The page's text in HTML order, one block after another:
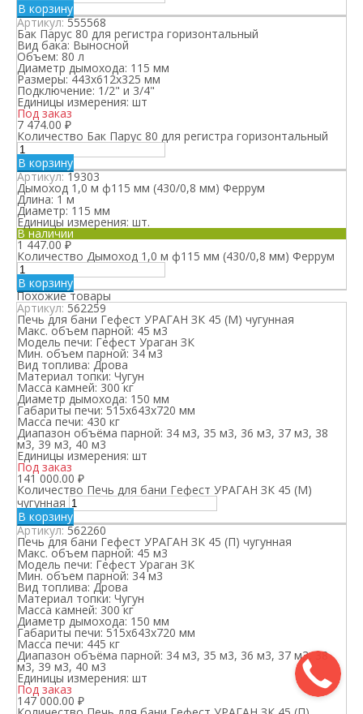
В корзину
Артикул:555568
Бак Парус 80 для регистра горизонтальный
Вид бака: Выносной
Объем: 80 л
Диаметр дымохода: 115 мм
Размеры:443х612х325 мм
Подключение: 1/2" и 3/4"
Единицы измерения: шт
Под заказ
7 474.00 ₽
Количество Бак Парус 80 для регистра горизонтальный
В корзину
Артикул:19303
Дымоход 1,0 м ф115 мм (430/0,8 мм) Феррум
Длина: 1 м
Диаметр: 115 мм
Единицы измерения: шт.
В наличии
1 447.00₽
Количество Дымоход 1,0 м ф115 мм (430/0,8 мм) Феррум
В корзину
Похожие товары
Артикул:562259
Печь для бани Гефест УРАГАН ЗК 45 (М) чугунная
Макс. объем парной: 45 м3
Модель печи: Гефест Ураган ЗК
Мин. объем парной: 34 м3
Вид топлива: Дрова
Материал топки: Чугун
Масса камней: 300 кг
Диаметр дымохода: 150 мм
Габариты печи: 515х643х720 мм
Масса печи: 430 кг
Диапазон объёма парной: 34 м3, 35 м3, 36 м3, 37 м3, 38
м3, 39 м3, 40 м3
Единицы измерения: шт
Под заказ
141 000.00 ₽
Количество Печь для бани Гефест УРАГАН ЗК 45 (М)
чугунная
В корзину
Артикул:562260
Печь для бани Гефест УРАГАН ЗК 45 (П) чугунная
Макс. объем парной: 45 м3
Модель печи: Гефест Ураган ЗК
Мин. объем парной: 34 м3
Вид топлива: Дрова
Материал топки: Чугун
Масса камней: 300 кг
Диаметр дымохода: 150 мм
Габариты печи: 515х643х720 мм
Масса печи: 445 кг
Диапазон объёма парной: 34 м3, 35 м3, 36 м3, 37 м3, 38
м3, 39 м3, 40 м3
Единицы измерения: шт
Под заказ
147 000.00 ₽